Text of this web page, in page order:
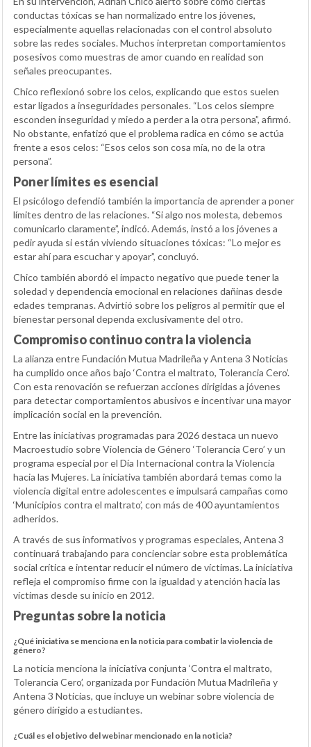
conductas tóxicas se han normalizado entre los jóvenes,
especialmente aquellas relacionadas con el control absoluto
sobre las redes sociales. Muchos interpretan comportamientos
posesivos como muestras de amor cuando en realidad son
señales preocupantes.
Chico reflexionó sobre los celos, explicando que estos suelen
estar ligados a inseguridades personales. “Los celos siempre
esconden inseguridad y miedo a perder a la otra persona”, afirmó.
No obstante, enfatizó que el problema radica en cómo se actúa
frente a esos celos: “Esos celos son cosa mía, no de la otra
persona”.
Poner límites es esencial
El psicólogo defendió también la importancia de aprender a poner
límites dentro de las relaciones. “Si algo nos molesta, debemos
comunicarlo claramente”, indicó. Además, instó a los jóvenes a
pedir ayuda si están viviendo situaciones tóxicas: “Lo mejor es
estar ahí para escuchar y apoyar”, concluyó.
Chico también abordó el impacto negativo que puede tener la
soledad y dependencia emocional en relaciones dañinas desde
edades tempranas. Advirtió sobre los peligros al permitir que el
bienestar personal dependa exclusivamente del otro.
Compromiso continuo contra la violencia
La alianza entre Fundación Mutua Madrileña y Antena 3 Noticias
ha cumplido once años bajo ‘Contra el maltrato, Tolerancia Cero’.
Con esta renovación se refuerzan acciones dirigidas a jóvenes
para detectar comportamientos abusivos e incentivar una mayor
implicación social en la prevención.
Entre las iniciativas programadas para 2026 destaca un nuevo
Macroestudio sobre Violencia de Género ‘Tolerancia Cero’ y un
programa especial por el Día Internacional contra la Violencia
hacia las Mujeres. La iniciativa también abordará temas como la
violencia digital entre adolescentes e impulsará campañas como
‘Municipios contra el maltrato’, con más de 400 ayuntamientos
adheridos.
A través de sus informativos y programas especiales, Antena 3
continuará trabajando para concienciar sobre esta problemática
social crítica e intentar reducir el número de víctimas. La iniciativa
refleja el compromiso firme con la igualdad y atención hacia las
víctimas desde su inicio en 2012.
Preguntas sobre la noticia
¿Qué iniciativa se menciona en la noticia para combatir la violencia de
género?
La noticia menciona la iniciativa conjunta ‘Contra el maltrato,
Tolerancia Cero’, organizada por Fundación Mutua Madrileña y
Antena 3 Noticias, que incluye un webinar sobre violencia de
género dirigido a estudiantes.
¿Cuál es el objetivo del webinar mencionado en la noticia?